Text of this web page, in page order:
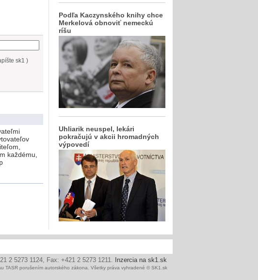
Podľa Kaczynského knihy chce
Merkelová obnoviť nemeckú
ríšu
Uhliarik neuspel, lekári
pokračujú v akcii hromadných
výpovedí
sk1 )
každému,
2 5273 1124, Fax: +421 2 5273 1211. Inzercia na sk1.sk
TASR porušením autorského zákona. Všetky práva vyhradené © SK1.sk